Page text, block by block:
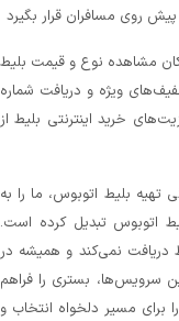
روی مسافران قرار بگیرد
مشاهده نوع و قیمت بلیط
ویژه و دریافت شماره‌
خرید اینترنتی بلیط از
۲۴ ساعته و سادگی تهیه بلیط اتوبوس، ما را به
اتوبوس تبدیل کرده است.
بلیط دریافت نمی‌کند و همیشه در
سرویس‌ها، بستری را فراهم
برای مسیر دلخواه انتخاب و